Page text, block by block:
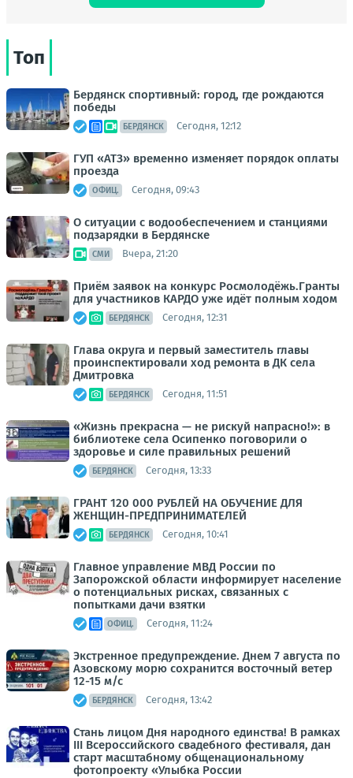
Топ
Бердянск спортивный: город, где рождаются
победы
БЕРДЯНСК Сегодня, 12:12
ГУП «АТЗ» временно изменяет порядок оплаты
проезда
ОФИЦ. Сегодня, 09:43
О ситуации с водообеспечением и станциями
подзарядки в Бердянске
СМИ Вчера, 21:20
Приём заявок на конкурс Росмолодёжь.Гранты
для участников КАРДО уже идёт полным ходом
БЕРДЯНСК Сегодня, 12:31
Глава округа и первый заместитель главы
проинспектировали ход ремонта в ДК села
Дмитровка
БЕРДЯНСК Сегодня, 11:51
«Жизнь прекрасна — не рискуй напрасно!»: в
библиотеке села Осипенко поговорили о
здоровье и силе правильных решений
БЕРДЯНСК Сегодня, 13:33
ГРАНТ 120 000 РУБЛЕЙ НА ОБУЧЕНИЕ ДЛЯ
ЖЕНЩИН-ПРЕДПРИНИМАТЕЛЕЙ
БЕРДЯНСК Сегодня, 10:41
Главное управление МВД России по
Запорожской области информирует население
о потенциальных рисках, связанных с
попытками дачи взятки
ОФИЦ. Сегодня, 11:24
Экстренное предупреждение. Днем 7 августа по
Азовскому морю сохранится восточный ветер
12-15 м/с
БЕРДЯНСК Сегодня, 13:42
Стань лицом Дня народного единства! В рамках
III Всероссийского свадебного фестиваля, дан
старт масштабному общенациональному
фотопроекту «Улыбка России